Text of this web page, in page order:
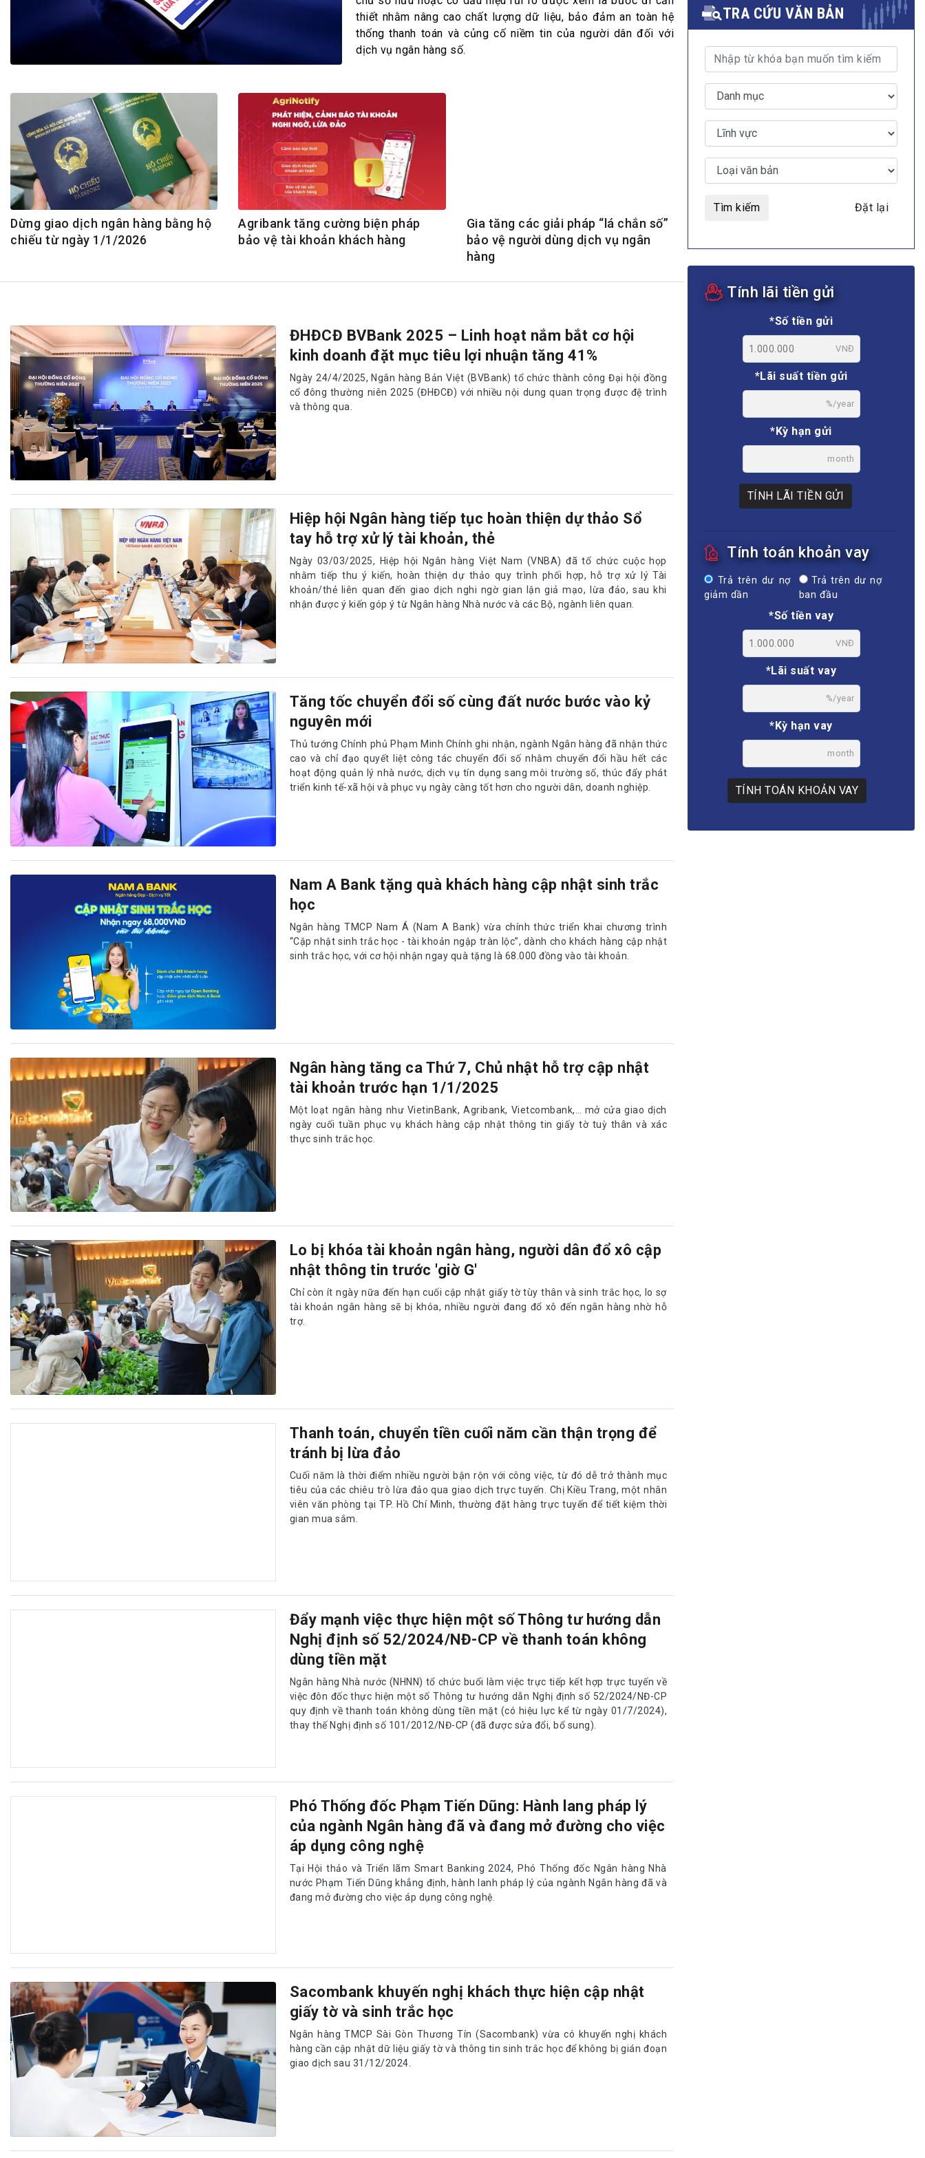
Bộ Chuẩn mực Đạo đức nghề nghiệp
Nhà quản trị
GÓP Ý CHÍNH SÁCH
Dự thảo luật
Tư vấn – Hỏi đáp
Tra cứu văn bản
ĐẤU GIÁ TÀI SẢN
MULTIMEDIA
Video
E-magazines
thiết nhằm nâng cao chất lượng dữ liệu, bảo đảm an toàn hệ
thống thanh toán và củng cố niềm tin của người dân đối với
dịch vụ ngân hàng số.
Dừng giao dịch ngân hàng bằng hộ
chiếu từ ngày 1/1/2026
Agribank tăng cường biện pháp
bảo vệ tài khoản khách hàng
Gia tăng các giải pháp “lá chắn số”
bảo vệ người dùng dịch vụ ngân
hàng
ĐHĐCĐ BVBank 2025 – Linh hoạt nắm bắt cơ hội
kinh doanh đặt mục tiêu lợi nhuận tăng 41%
Ngày 24/4/2025, Ngân hàng Bản Việt (BVBank) tổ chức thành công Đại hội đồng
cổ đông thường niên 2025 (ĐHĐCĐ) với nhiều nội dung quan trọng được đệ trình
và thông qua.
Hiệp hội Ngân hàng tiếp tục hoàn thiện dự thảo Sổ
tay hỗ trợ xử lý tài khoản, thẻ
Ngày 03/03/2025, Hiệp hội Ngân hàng Việt Nam (VNBA) đã tổ chức cuộc họp
nhằm tiếp thu ý kiến, hoàn thiện dự thảo quy trình phối hợp, hỗ trợ xử lý Tài
khoản/thẻ liên quan đến giao dịch nghi ngờ gian lận giả mạo, lừa đảo, sau khi
nhận được ý kiến góp ý từ Ngân hàng Nhà nước và các Bộ, ngành liên quan.
Tăng tốc chuyển đổi số cùng đất nước bước vào kỷ
nguyên mới
Thủ tướng Chính phủ Phạm Minh Chính ghi nhận, ngành Ngân hàng đã nhận thức
cao và chỉ đạo quyết liệt công tác chuyển đổi số nhằm chuyển đổi hầu hết các
hoạt động quản lý nhà nước, dịch vụ tín dụng sang môi trường số, thúc đẩy phát
triển kinh tế-xã hội và phục vụ ngày càng tốt hơn cho người dân, doanh nghiệp.
Nam A Bank tặng quà khách hàng cập nhật sinh trắc
học
Ngân hàng TMCP Nam Á (Nam A Bank) vừa chính thức triển khai chương trình
“Cập nhật sinh trắc học - tài khoản ngập tràn lộc”, dành cho khách hàng cập nhật
sinh trắc học, với cơ hội nhận ngay quà tặng là 68.000 đồng vào tài khoản.
Ngân hàng tăng ca Thứ 7, Chủ nhật hỗ trợ cập nhật
tài khoản trước hạn 1/1/2025
Một loạt ngân hàng như VietinBank, Agribank, Vietcombank,… mở cửa giao dịch
ngày cuối tuần phục vụ khách hàng cập nhật thông tin giấy tờ tuỳ thân và xác
thực sinh trắc học.
Lo bị khóa tài khoản ngân hàng, người dân đổ xô cập
nhật thông tin trước 'giờ G'
Chỉ còn ít ngày nữa đến hạn cuối cập nhật giấy tờ tùy thân và sinh trắc học, lo sợ
tài khoản ngân hàng sẽ bị khóa, nhiều người đang đổ xô đến ngân hàng nhờ hỗ
trợ.
Thanh toán, chuyển tiền cuối năm cần thận trọng để
tránh bị lừa đảo
Cuối năm là thời điểm nhiều người bận rộn với công việc, từ đó dễ trở thành mục
tiêu của các chiêu trò lừa đảo qua giao dịch trực tuyến. Chị Kiều Trang, một nhân
viên văn phòng tại TP. Hồ Chí Minh, thường đặt hàng trực tuyến để tiết kiệm thời
gian mua sắm.
Đẩy mạnh việc thực hiện một số Thông tư hướng dẫn
Nghị định số 52/2024/NĐ-CP về thanh toán không
dùng tiền mặt
Ngân hàng Nhà nước (NHNN) tổ chức buổi làm việc trực tiếp kết hợp trực tuyến về
việc đôn đốc thực hiện một số Thông tư hướng dẫn Nghị định số 52/2024/NĐ-CP
quy định về thanh toán không dùng tiền mặt (có hiệu lực kể từ ngày 01/7/2024),
thay thế Nghị định số 101/2012/NĐ-CP (đã được sửa đổi, bổ sung).
Phó Thống đốc Phạm Tiến Dũng: Hành lang pháp lý
của ngành Ngân hàng đã và đang mở đường cho việc
áp dụng công nghệ
Tại Hội thảo và Triển lãm Smart Banking 2024, Phó Thống đốc Ngân hàng Nhà
nước Phạm Tiến Dũng khẳng định, hành lanh pháp lý của ngành Ngân hàng đã và
đang mở đường cho việc áp dụng công nghệ.
Sacombank khuyến nghị khách thực hiện cập nhật
giấy tờ và sinh trắc học
Ngân hàng TMCP Sài Gòn Thương Tín (Sacombank) vừa có khuyến nghị khách
hàng cần cập nhật dữ liệu giấy tờ và thông tin sinh trắc học để không bị gián đoạn
giao dịch sau 31/12/2024.
TRA CỨU VĂN BẢN
Tìm kiếm Đặt lại
Tính lãi tiền gửi
*Số tiền gửi
VNĐ
*Lãi suất tiền gửi
%/year
*Kỳ hạn gửi
month
TÍNH LÃI TIỀN GỬI
Tính toán khoản vay
Trả trên dư nợ
giảm dần
Trả trên dư nợ
ban đầu
*Số tiền vay
VNĐ
*Lãi suất vay
%/year
*Kỳ hạn vay
month
TÍNH TOÁN KHOẢN VAY